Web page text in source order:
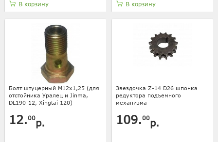
В корзину В корзину
Болт штуцерный М12х1,25 (для
отстойника Уралец и Jinma,
DL190-12, Xingtai 120)
12.00р.
Звездочка Z-14 D26 шпонка
редуктора подъемного
механизма
109.00р.